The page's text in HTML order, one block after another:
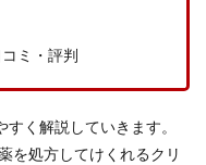
ミ・評判
く解説していきます。
を処方してけくれるクリ